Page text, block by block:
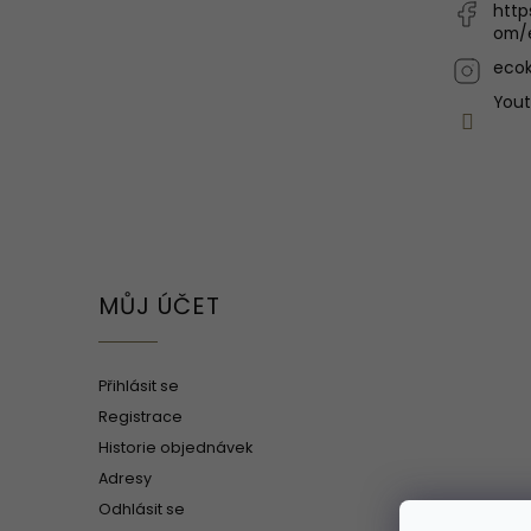
om/
MŮJ ÚČET
Přihlásit se
Registrace
Historie objednávek
Adresy
Odhlásit se